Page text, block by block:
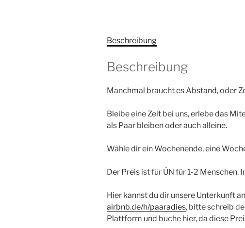
Beschreibung
Beschreibung
Manchmal braucht es Abstand, oder
Bleibe eine Zeit bei uns, erlebe das
als Paar bleiben oder auch alleine.
Wähle dir ein Wochenende, eine
Der Preis ist für ÜN für 1-2
Hier kannst du dir unsere Unterkunft
airbnb.de/h/paaradies, bitte schreib
Plattform und buche hier, da diese